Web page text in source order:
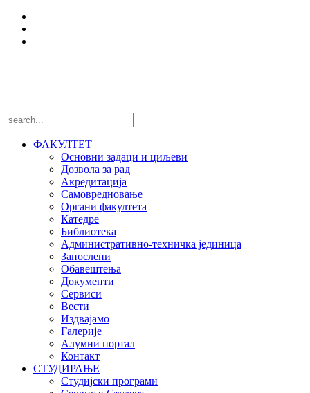
ФАКУЛТЕТ
Основни задаци и циљеви
Дозвола за рад
Акредитација
Самовредновање
Органи факултета
Катедре
Библиотека
Административно-техничка јединица
Запослени
Обавештења
Документи
Сервиси
Вести
Издвајамо
Галерије
Алумни портал
Контакт
СТУДИРАЊЕ
Студијски програми